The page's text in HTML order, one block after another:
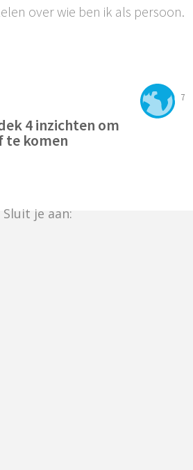
over wie ben ik als persoon.
7
4 inzichten om
te komen
Sluit je aan: